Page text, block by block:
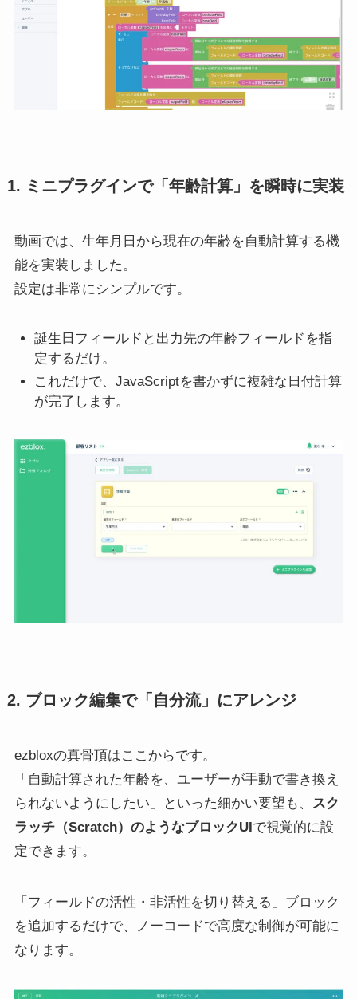
1. ミニプラグインで「年齢計算」を瞬時に実装
動画では、生年月日から現在の年齢を自動計算する機
能を実装しました。
設定は非常にシンプルです。
誕生日フィールドと出力先の年齢フィールドを指
定するだけ。
これだけで、JavaScriptを書かずに複雑な日付計算
が完了します。
2. ブロック編集で「自分流」にアレンジ
ezbloxの真骨頂はここからです。
「自動計算された年齢を、ユーザーが手動で書き換え
られないようにしたい」といった細かい要望も、 スク
ラッチ（Scratch）のようなブロックUIで視覚的に設
定できます。
「フィールドの活性・非活性を切り替える」ブロック
を追加するだけで、ノーコードで高度な制御が可能に
なります。